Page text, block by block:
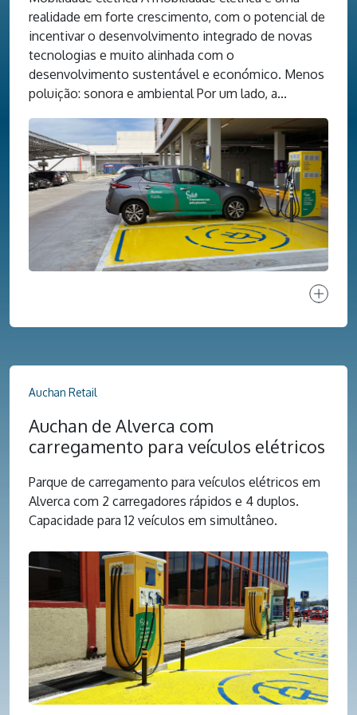
realidade em forte crescimento, com o potencial de
incentivar o desenvolvimento integrado de novas
tecnologias e muito alinhada com o
desenvolvimento sustentável e económico. Menos
poluição: sonora e ambiental Por um lado, a...
Ver
Auchan Retail
Auchan de Alverca com
carregamento para veículos elétricos
Parque de carregamento para veículos elétricos em
Alverca com 2 carregadores rápidos e 4 duplos.
Capacidade para 12 veículos em simultâneo.